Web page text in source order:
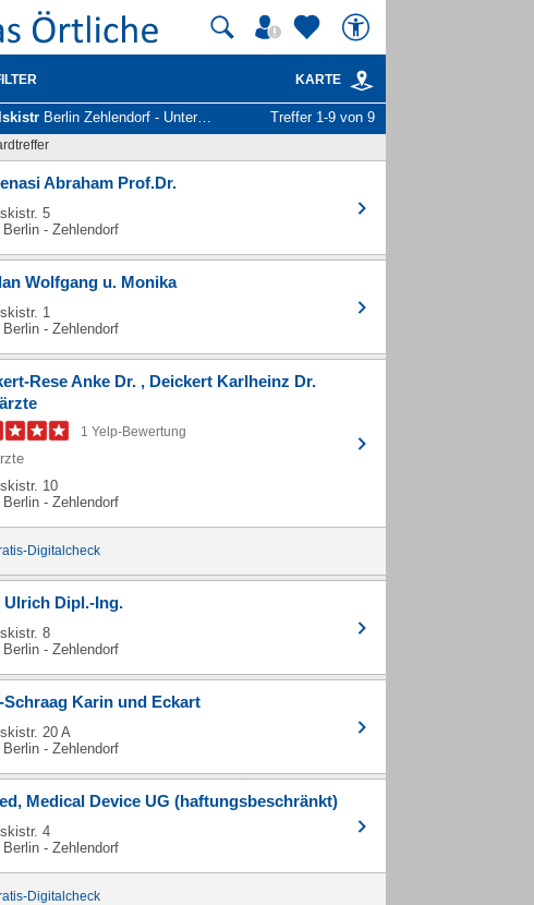
KARTE
Berlin Zehlendorf - Unternehmen und Personen Treffer 1-9 von 9
Abraham Prof.Dr.
5
Berlin - Zehlendorf
Wolfgang u. Monika
1
Berlin - Zehlendorf
Rese Anke Dr. , Deickert Karlheinz Dr.
1 Yelp-Bewertung
10
Berlin - Zehlendorf
Digitalcheck
Ulrich Dipl.-Ing.
8
Berlin - Zehlendorf
Schraag Karin und Eckart
20 A
Berlin - Zehlendorf
Medical Device UG (haftungsbeschränkt)
4
Berlin - Zehlendorf
Digitalcheck